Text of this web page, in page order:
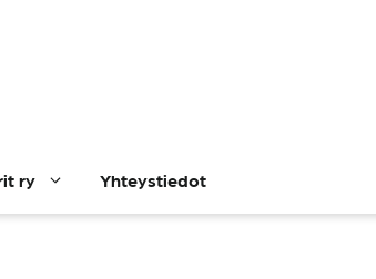
ry Yhteystiedot